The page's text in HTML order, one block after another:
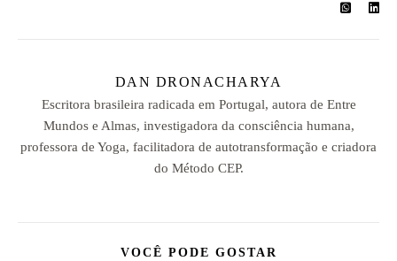
DAN DRONACHARYA
Escritora brasileira radicada em Portugal, autora de Entre
Mundos e Almas, investigadora da consciência humana,
professora de Yoga, facilitadora de autotransformação e criadora
do Método CEP.
VOCÊ PODE GOSTAR